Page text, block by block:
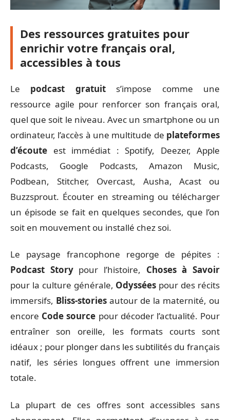
Des ressources gratuites pour
enrichir votre français oral,
accessibles à tous
Le podcast gratuits’impose comme une
ressource agile pour renforcer son français oral,
quel que soit le niveau. Avec un smartphone ou un
ordinateur, l’accès à une multitude de plateformes
d’écoute est immédiat : Spotify, Deezer, Apple
Podcasts, Google Podcasts, Amazon Music,
Podbean, Stitcher, Overcast, Ausha, Acast ou
Buzzsprout. Écouter en streaming ou télécharger
un épisode se fait en quelques secondes, que l’on
soit en mouvement ou installé chez soi.
Le paysage francophone regorge de pépites :
Podcast Storypour l’histoire, Choses à Savoir
pour la culture générale, Odyssées pour des récits
immersifs, Bliss-stories autour de la maternité, ou
encore Code source pour décoder l’actualité. Pour
entraîner son oreille, les formats courts sont
idéaux ; pour plonger dans les subtilités du français
natif, les séries longues offrent une immersion
totale.
La plupart de ces offres sont accessibles sans